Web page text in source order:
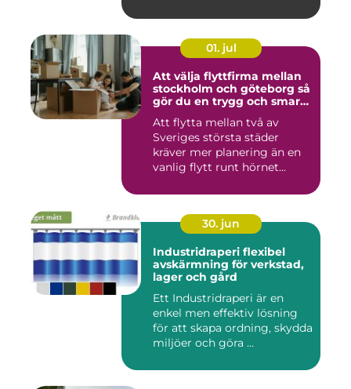
01. jul
Att välja flyttfirma mellan
stockholm och göteborg så
gör du en trygg och smart
Att flytta mellan två av
Sveriges största städer
kräver mer planering än en
vanlig flytt runt hörnet...
30. jun
Industridraperi flexibel
avskärmning för verkstad,
lager och gård
Ett Industridraperi är en
enkel men effektiv lösning
för att skapa ordning, skydda
miljöer och göra ...